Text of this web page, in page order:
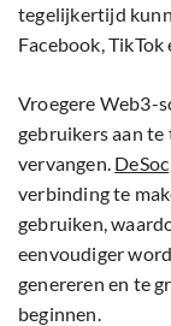
tegelijkertijd
Facebook, TikTok
Vroegere Web3-
gebruikers aan
vervangen. DeSoc
verbinding te
gebruiken,
eenvoudiger
genereren en te
beginnen.